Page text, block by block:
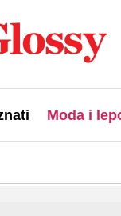
Moda i